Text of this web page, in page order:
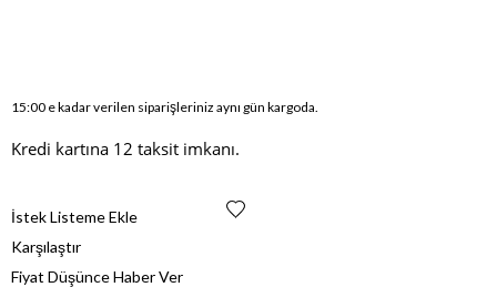
15:00 e kadar verilen siparişleriniz aynı gün kargoda.
Kredi kartına 12 taksit imkanı.
İstek Listeme Ekle
Karşılaştır
Fiyat Düşünce Haber Ver